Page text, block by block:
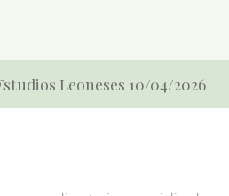
Leoneses 10/04/2026